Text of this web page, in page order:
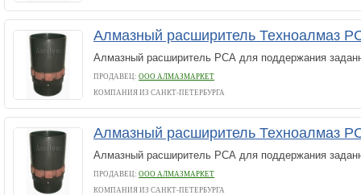
Алмазный расширитель Техноалмаз
Алмазный расширитель РСА для поддержания
ПРОДАВЕЦ: ООО АЛМАЗМАРКЕТ
КОМПАНИЯ ИЗ САНКТ-ПЕТЕРБУРГА
Алмазный расширитель Техноалмаз
Алмазный расширитель РСА для поддержания
ПРОДАВЕЦ: ООО АЛМАЗМАРКЕТ
КОМПАНИЯ ИЗ САНКТ-ПЕТЕРБУРГА